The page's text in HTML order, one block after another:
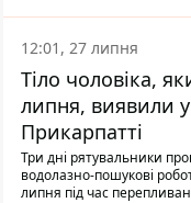
Також травми отримала
автомобіля.
12:01, 27 липня
Тіло чоловіка,
липня, виявили у
Прикарпатті
Три дні рятувальники
водолазно-пошукові
липня під час